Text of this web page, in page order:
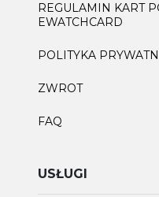
REGULAMIN KART
EWATCHCARD
POLITYKA
ZWROT
FAQ
USŁUGI